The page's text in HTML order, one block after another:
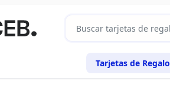
Tarjetas de Regalo